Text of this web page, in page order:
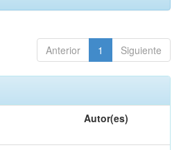
Anterior 1 Siguiente
Autor(es)